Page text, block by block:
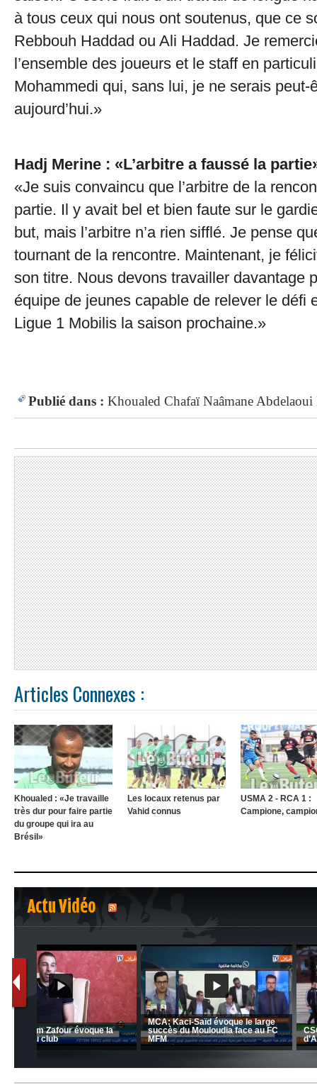
à tous ceux qui nous ont soutenus, que ce
Rebbouh Haddad ou Ali Haddad. Je
l’ensemble des joueurs et le staff en
Mohammedi qui, sans lui, je ne serais peut-
aujourd’hui.»
Hadj Merine : «L’arbitre a faussé la
«Je suis convaincu que l’arbitre de la
partie. Il y avait bel et bien faute sur le
but, mais l’arbitre n’a rien sifflé. Je pense
tournant de la rencontre. Maintenant, je
son titre. Nous devons travailler davantage
équipe de jeunes capable de relever le défi
Ligue 1 Mobilis la saison prochaine.»
Publié dans : Khoualed Chafaï Naâmane Abdelaoui
Articles Connexes :
Khoualed : «Je travaille
très dur pour faire partie
du groupe qui ira au
Brésil»
Les locaux retenus par
Vahid connus
USMA 2 - RCA 1 :
Campione,
Actu Vidéo
1 2
MCA: Kaci-Saïd évoque le
succès du Mouloudia face
MFM
JSK: Brahim Zafour évoque la
situation du club